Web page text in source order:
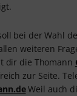
bei der Wahl
weiteren
dir die Thomann
zur Seite.
Weil auch